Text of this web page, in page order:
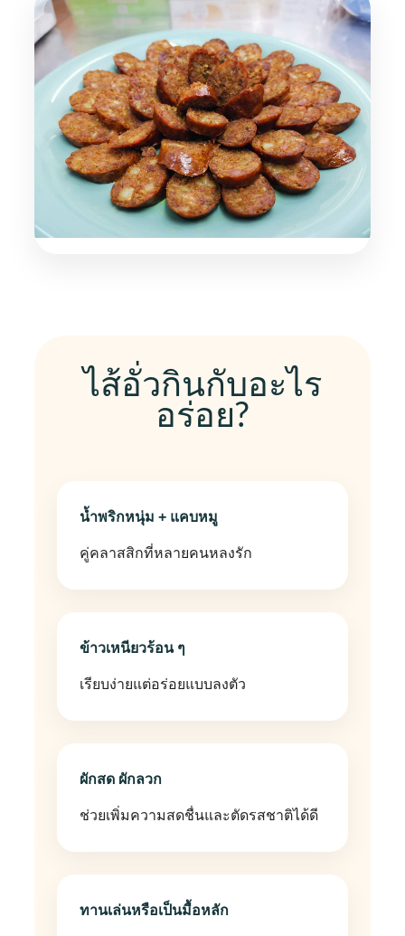
ไส้อั่วกินกับอะไร
อร่อย?
น้ำพริกหนุ่ม + แคบหมู
คู่คลาสสิกที่หลายคนหลงรัก
ข้าวเหนียวร้อน ๆ
เรียบง่ายแต่อร่อยแบบลงตัว
ผักสด ผักลวก
ช่วยเพิ่มความสดชื่นและตัดรสชาติได้ดี
ทานเล่นหรือเป็นมื้อหลัก